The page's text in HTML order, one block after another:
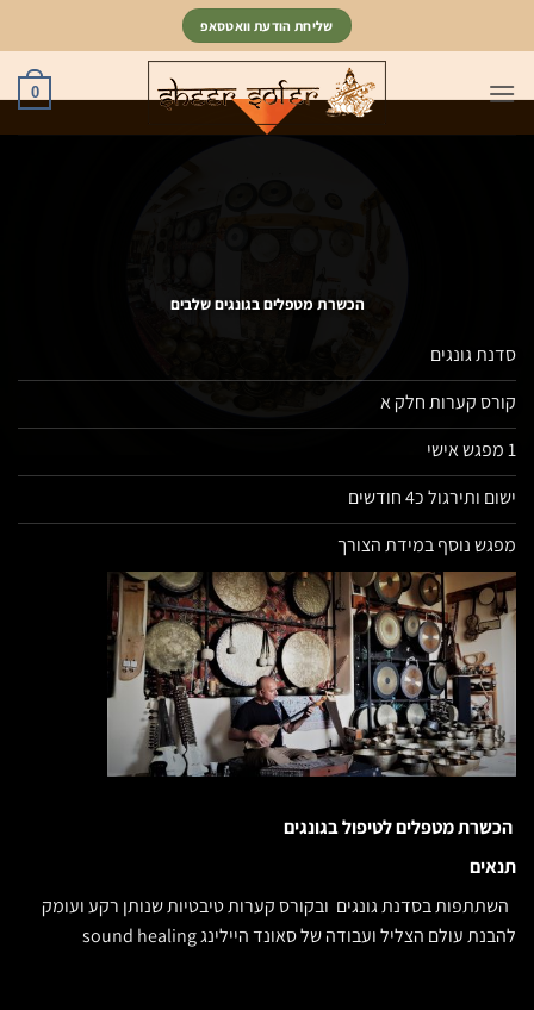
שליחת הודעת וואטסאפ
0
הכשרת מטפלים בגונגים שלבים
סדנת גונגים
קורס קערות חלק א
1 מפגש אישי
ישום ותירגול כ4 חודשים
מפגש נוסף במידת הצורך
הכשרת מטפלים לטיפול בגונגים
תנאים
השתתפות בסדנת גונגים ובקורס קערות טיבטיות שנותן רקע ועומק
להבנת עולם הצליל ועבודה של סאונד היילינג sound healing